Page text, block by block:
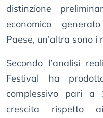
distinzione
economico
Paese, un’altra sono
Secondo l’analisi
Festival ha
complessivo pari a
crescita rispetto